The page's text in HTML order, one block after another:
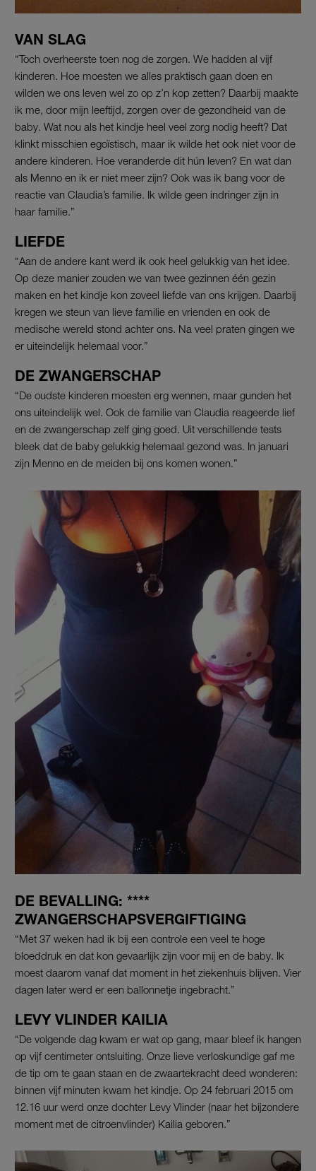
VAN SLAG
“Toch overheerste toen nog de zorgen. We hadden al vijf
kinderen. Hoe moesten we alles praktisch gaan doen en
wilden we ons leven wel zo op z’n kop zetten? Daarbij maakte
ik me, door mijn leeftijd, zorgen over de gezondheid van de
baby. Wat nou als het kindje heel veel zorg nodig heeft? Dat
klinkt misschien egoïstisch, maar ik wilde het ook niet voor de
andere kinderen. Hoe veranderde dit hún leven? En wat dan
als Menno en ik er niet meer zijn? Ook was ik bang voor de
reactie van Claudia’s familie. Ik wilde geen indringer zijn in
haar familie.”
LIEFDE
“Aan de andere kant werd ik ook heel gelukkig van het idee.
Op deze manier zouden we van twee gezinnen één gezin
maken en het kindje kon zoveel liefde van ons krijgen. Daarbij
kregen we steun van lieve familie en vrienden en ook de
medische wereld stond achter ons. Na veel praten gingen we
er uiteindelijk helemaal voor.”
DE ZWANGERSCHAP
“De oudste kinderen moesten erg wennen, maar gunden het
ons uiteindelijk wel. Ook de familie van Claudia reageerde lief
en de zwangerschap zelf ging goed. Uit verschillende tests
bleek dat de baby gelukkig helemaal gezond was. In januari
zijn Menno en de meiden bij ons komen wonen.”
DE BEVALLING: ****
ZWANGERSCHAPSVERGIFTIGING
“Met 37 weken had ik bij een controle een veel te hoge
bloeddruk en dat kon gevaarlijk zijn voor mij en de baby. Ik
moest daarom vanaf dat moment in het ziekenhuis blijven. Vier
dagen later werd er een ballonnetje ingebracht.”
LEVY VLINDER KAILIA
“De volgende dag kwam er wat op gang, maar bleef ik hangen
op vijf centimeter ontsluiting. Onze lieve verloskundige gaf me
de tip om te gaan staan en de zwaartekracht deed wonderen:
binnen vijf minuten kwam het kindje. Op 24 februari 2015 om
12.16 uur werd onze dochter Levy Vlinder (naar het bijzondere
moment met de citroenvlinder) Kailia geboren.”